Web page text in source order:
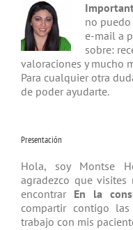
no
e-mail a
sobre:
valoraciones y mucho
Para cualquier otra
de poder ayudarte.
Presentación
Hola, soy Montse
agradezco que
encontrar En la
compartir contigo
trabajo con mis